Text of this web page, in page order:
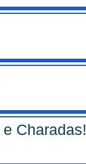
Charadas!